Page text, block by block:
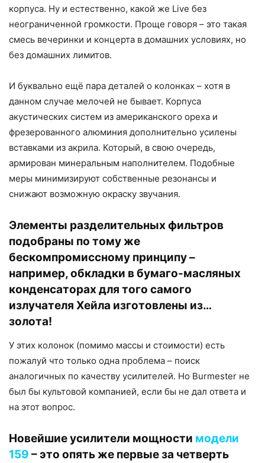
корпуса. Ну и естественно, какой же Live без
неограниченной громкости. Проще говоря – это такая
смесь вечеринки и концерта в домашних условиях, но
без домашних лимитов.
И буквально ещё пара деталей о колонках – хотя в
данном случае мелочей не бывает. Корпуса
акустических систем из американского ореха и
фрезерованного алюминия дополнительно усилены
вставками из акрила. Который, в свою очередь,
армирован минеральным наполнителем. Подобные
меры минимизируют собственные резонансы и
снижают возможную окраску звучания.
Элементы разделительных фильтров
подобраны по тому же
бескомпромиссному принципу –
например, обкладки в бумаго-масляных
конденсаторах для того самого
излучателя Хейла изготовлены из…
золота!
У этих колонок (помимо массы и стоимости) есть
пожалуй что только одна проблема – поиск
аналогичных по качеству усилителей. Но Burmester не
был бы культовой компанией, если бы не дал ответа и
на этот вопрос.
Новейшие усилители мощности модели
159 – это опять же первые за четверть